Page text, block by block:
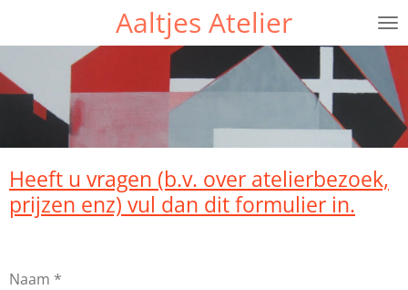
de
hoofdinhoud
Aaltjes Atelier
Heeft u vragen (b.v. over atelierbezoek,
prijzen enz) vul dan dit formulier in.
Naam *